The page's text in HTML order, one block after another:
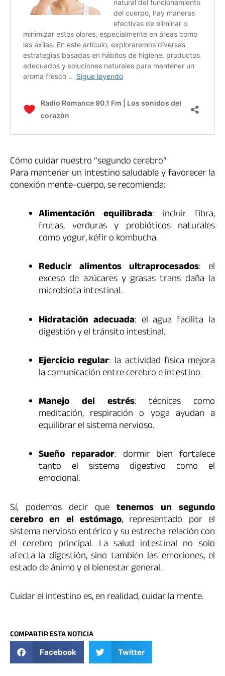
Cómo cuidar nuestro “segundo cerebro”
Para mantener un intestino saludable y favorecer la
conexión mente-cuerpo, se recomienda:
Alimentación equilibrada: incluir fibra,
frutas, verduras y probióticos naturales
como yogur, kéfir o kombucha.
Reducir alimentos ultraprocesados: el
exceso de azúcares y grasas trans daña la
microbiota intestinal.
Hidratación adecuada: el agua facilita la
digestión y el tránsito intestinal.
Ejercicio regular: la actividad física mejora
la comunicación entre cerebro e intestino.
Manejo del estrés: técnicas como
meditación, respiración o yoga ayudan a
equilibrar el sistema nervioso.
Sueño reparador: dormir bien fortalece
tanto el sistema digestivo como el
emocional.
Sí, podemos decir que tenemos un segundo
cerebro en el estómago, representado por el
sistema nervioso entérico y su estrecha relación con
el cerebro principal. La salud intestinal no solo
afecta la digestión, sino también las emociones, el
estado de ánimo y el bienestar general.
Cuidar el intestino es, en realidad, cuidar la mente.
COMPARTIR ESTA NOTICIA
Facebook Twitter